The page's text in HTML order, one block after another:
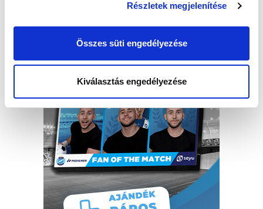
Részletek megjelenítése
Összes süti engedélyezése
Kiválasztás engedélyezése